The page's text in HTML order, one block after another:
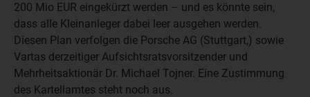
200 Mio EUR eingekürzt werden – und es könnte sein,
dass alle Kleinanleger dabei leer ausgehen werden.
Diesen Plan verfolgen die Porsche AG (Stuttgart,) sowie
Vartas derzeitiger Aufsichtsratsvorsitzender und
Mehrheitsaktionär Dr. Michael Tojner. Eine Zustimmung
des Kartellamtes steht noch aus.